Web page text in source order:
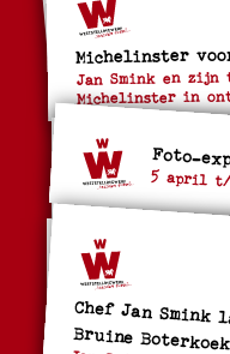
Michelinster
Jan Smink en
Michelinster in
Foto-
5 april t/
Chef Jan Smink lanceert zijn eigen Smink Bruine